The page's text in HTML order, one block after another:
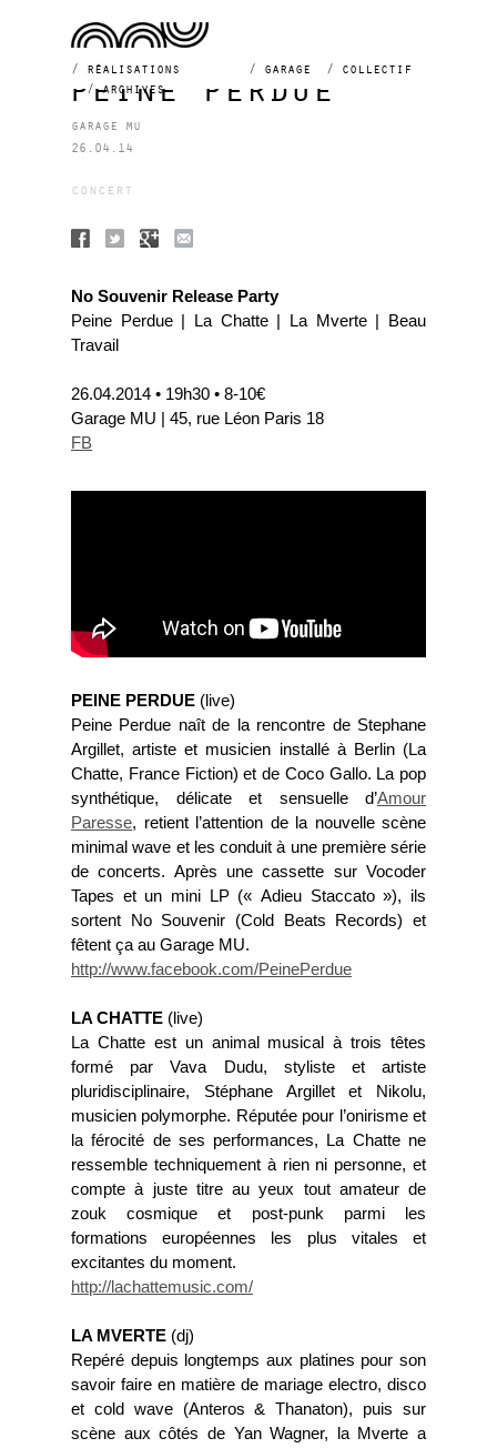
réalisations garage
collectif
archives
peine perdue
garage mu
26.04.14
concert
No Souvenir Release Party
Peine Perdue | La Chatte | La Mverte | Beau
Travail
26.04.2014 • 19h30 • 8-10€
Garage MU | 45, rue Léon Paris 18
FB
PEINE PERDUE (live)
Peine Perdue naît de la rencontre de Stephane
Argillet, artiste et musicien installé à Berlin (La
Chatte, France Fiction) et de Coco Gallo. La pop
synthétique, délicate et sensuelle d’Amour
Paresse, retient l’attention de la nouvelle scène
minimal wave et les conduit à une première série
de concerts. Après une cassette sur Vocoder
Tapes et un mini LP (« Adieu Staccato »), ils
sortent No Souvenir (Cold Beats Records) et
fêtent ça au Garage MU.
http://www.facebook.com/PeinePerdue
LA CHATTE (live)
La Chatte est un animal musical à trois têtes
formé par Vava Dudu, styliste et artiste
pluridisciplinaire, Stéphane Argillet et Nikolu,
musicien polymorphe. Réputée pour l’onirisme et
la férocité de ses performances, La Chatte ne
ressemble techniquement à rien ni personne, et
compte à juste titre au yeux tout amateur de
zouk cosmique et post-punk parmi les
formations européennes les plus vitales et
excitantes du moment.
http://lachattemusic.com/
LA MVERTE (dj)
Repéré depuis longtemps aux platines pour son
savoir faire en matière de mariage electro, disco
et cold wave (Anteros & Thanaton), puis sur
scène aux côtés de Yan Wagner, la Mverte a